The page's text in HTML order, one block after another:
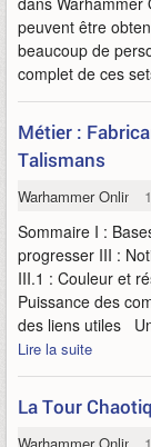
peuvent être
beaucoup de
complet de ces
Métier :
Talismans
Warhammer Online
Sommaire I :
progresser III :
III.1 : Couleur et
Puissance des
des liens utiles
Lire la suite
La Tour